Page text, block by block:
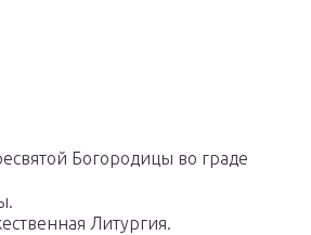
Богородицы во граде
Литургия.